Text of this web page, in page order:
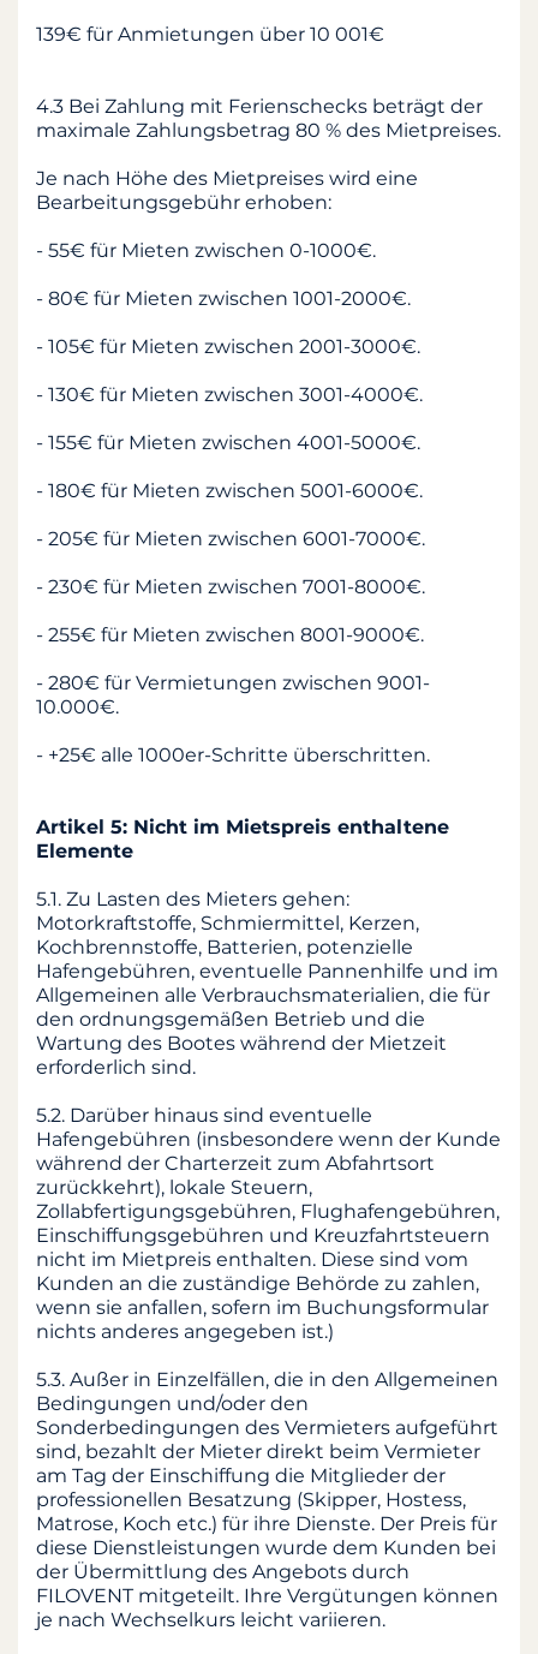
139€ für Anmietungen über 10 001€
4.3 Bei Zahlung mit Ferienschecks beträgt der
maximale Zahlungsbetrag 80 % des Mietpreises.
Je nach Höhe des Mietpreises wird eine
Bearbeitungsgebühr erhoben:
- 55€ für Mieten zwischen 0-1000€.
- 80€ für Mieten zwischen 1001-2000€.
- 105€ für Mieten zwischen 2001-3000€.
- 130€ für Mieten zwischen 3001-4000€.
- 155€ für Mieten zwischen 4001-5000€.
- 180€ für Mieten zwischen 5001-6000€.
- 205€ für Mieten zwischen 6001-7000€.
- 230€ für Mieten zwischen 7001-8000€.
- 255€ für Mieten zwischen 8001-9000€.
- 280€ für Vermietungen zwischen 9001-
10.000€.
- +25€ alle 1000er-Schritte überschritten.
Artikel 5: Nicht im Mietspreis enthaltene
Elemente
5.1. Zu Lasten des Mieters gehen:
Motorkraftstoffe, Schmiermittel, Kerzen,
Kochbrennstoffe, Batterien, potenzielle
Hafengebühren, eventuelle Pannenhilfe und im
Allgemeinen alle Verbrauchsmaterialien, die für
den ordnungsgemäßen Betrieb und die
Wartung des Bootes während der Mietzeit
erforderlich sind.
5.2. Darüber hinaus sind eventuelle
Hafengebühren (insbesondere wenn der Kunde
während der Charterzeit zum Abfahrtsort
zurückkehrt), lokale Steuern,
Zollabfertigungsgebühren, Flughafengebühren,
Einschiffungsgebühren und Kreuzfahrtsteuern
nicht im Mietpreis enthalten. Diese sind vom
Kunden an die zuständige Behörde zu zahlen,
wenn sie anfallen, sofern im Buchungsformular
nichts anderes angegeben ist.)
5.3. Außer in Einzelfällen, die in den Allgemeinen
Bedingungen und/oder den
Sonderbedingungen des Vermieters aufgeführt
sind, bezahlt der Mieter direkt beim Vermieter
am Tag der Einschiffung die Mitglieder der
professionellen Besatzung (Skipper, Hostess,
Matrose, Koch etc.) für ihre Dienste. Der Preis für
diese Dienstleistungen wurde dem Kunden bei
der Übermittlung des Angebots durch
FILOVENT mitgeteilt. Ihre Vergütungen können
je nach Wechselkurs leicht variieren.